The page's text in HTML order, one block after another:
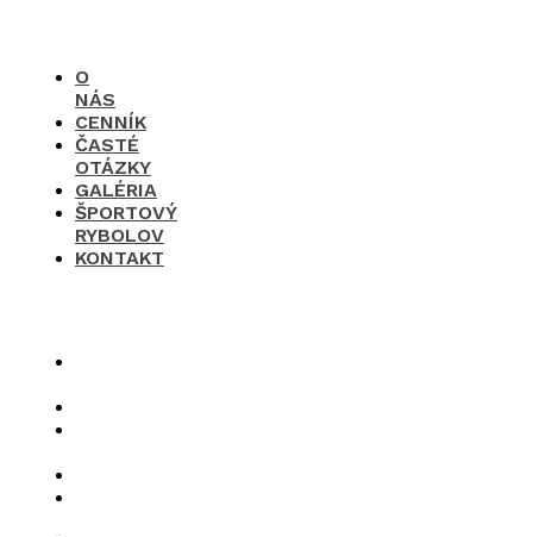
O
NÁS
CENNÍK
ČASTÉ
OTÁZKY
GALÉRIA
ŠPORTOVÝ
RYBOLOV
KONTAKT